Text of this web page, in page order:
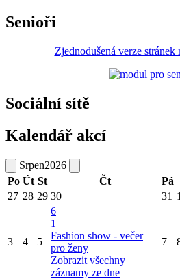
Senioři
Zjednodušená verze stránek
Sociální sítě
Kalendář akcí
Srpen2026
Po Út St Čt Pá
27 28 29 30 31 1
3 4 5
6
1
Fashion show - večer
pro ženy
Zobrazit všechny
záznamy ze dne
7